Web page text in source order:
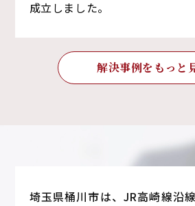
成立しました。
解決事例をもっと
埼玉県桶川市は、JR高崎線沿